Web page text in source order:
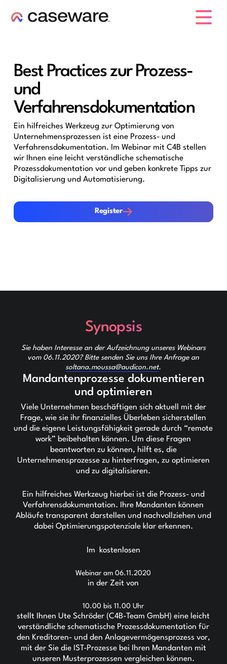
Best Practices zur Prozess-
und
Verfahrensdokumentation
Ein hilfreiches Werkzeug zur Optimierung von
Unternehmensprozessen ist eine Prozess- und
Verfahrensdokumentation. Im Webinar mit C4B stellen
wir Ihnen eine leicht verständliche schematische
Prozessdokumentation vor und geben konkrete Tipps zur
Digitalisierung und Automatisierung.
Register
Register
Synopsis
Sie haben Interesse an der Aufzeichnung unseres Webinars
vom 06.11.2020? Bitte senden Sie uns Ihre Anfrage an
soltana.moussa@audicon.net.
Mandantenprozesse dokumentieren
und optimieren
Viele Unternehmen beschäftigen sich aktuell mit der
Frage, wie sie ihr finanzielles Überleben sicherstellen
und die eigene Leistungsfähigkeit gerade durch “remote
work” beibehalten können. Um diese Fragen
beantworten zu können, hilft es, die
Unternehmensprozesse zu hinterfragen, zu optimieren
und zu digitalisieren.
Ein hilfreiches Werkzeug hierbei ist die Prozess- und
Verfahrensdokumentation. Ihre Mandanten können
Abläufe transparent darstellen und nachvollziehen und
dabei Optimierungspotenziale klar erkennen.
Im kostenlosen
Webinar am 06.11.2020
in der Zeit von
10.00 bis 11.00 Uhr
stellt Ihnen Ute Schröder (C4B-Team GmbH) eine leicht
verständliche schematische Prozessdokumentation für
den Kreditoren- und den Anlagevermögensprozess vor,
mit der Sie die IST-Prozesse bei Ihren Mandanten mit
unseren Musterprozessen vergleichen können.